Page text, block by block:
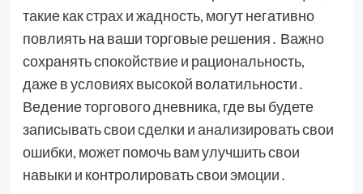
такие как страх и жадность, могут негативно
повлиять на ваши торговые решения․ Важно
сохранять спокойствие и рациональность,
даже в условиях высокой волатильности․
Ведение торгового дневника, где вы будете
записывать свои сделки и анализировать свои
ошибки, может помочь вам улучшить свои
навыки и контролировать свои эмоции․